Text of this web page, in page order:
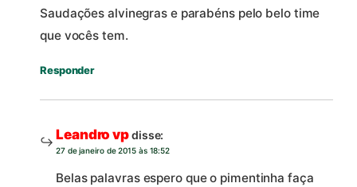
Saudações alvinegras e parabéns pelo belo time
que vocês tem.
Responder
Leandro vpdisse:
27 de janeiro de 2015 às 18:52
Belas palavras espero que o pimentinha faça